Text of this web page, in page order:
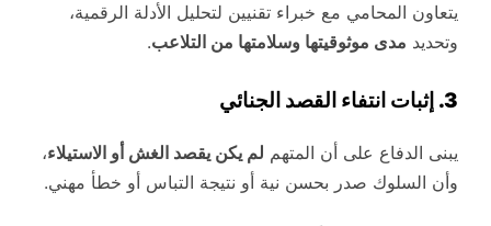
يتعاون المحامي مع خبراء تقنيين لتحليل الأدلة الرقمية،
وتحديد مدى موثوقيتها وسلامتها من التلاعب.
3. إثبات انتفاء القصد الجنائي
يبنى الدفاع على أن المتهم لم يكن يقصد الغش أو الاستيلاء،
وأن السلوك صدر بحسن نية أو نتيجة التباس أو خطأ مهني.